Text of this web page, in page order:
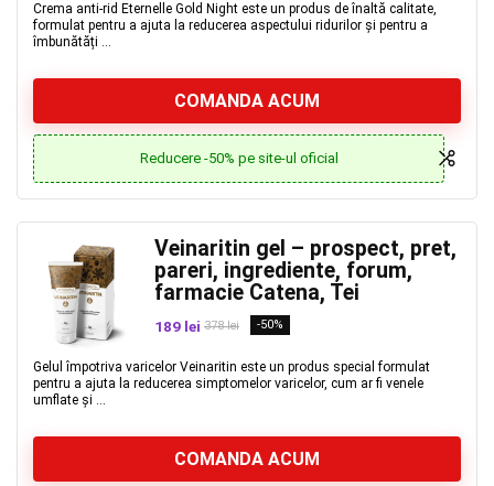
Crema anti-rid Eternelle Gold Night este un produs de înaltă calitate,
formulat pentru a ajuta la reducerea aspectului ridurilor și pentru a
îmbunătăți ...
COMANDA ACUM
Reducere -50% pe site-ul oficial
Veinaritin gel – prospect, pret,
pareri, ingrediente, forum,
farmacie Catena, Tei
189 lei 378 lei -50%
Gelul împotriva varicelor Veinaritin este un produs special formulat
pentru a ajuta la reducerea simptomelor varicelor, cum ar fi venele
umflate și ...
COMANDA ACUM